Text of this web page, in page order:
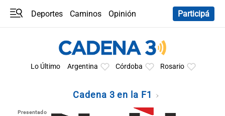
Deportes Caminos
Opinión
Participá
Lo Último Argentina Córdoba Rosario
Cadena 3 en la F1
Presentado